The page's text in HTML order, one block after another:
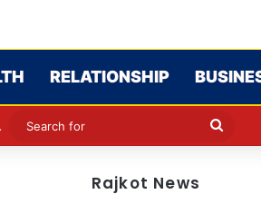
RELATIONSHIP
Article
Switch skin
Search
Rajkot News